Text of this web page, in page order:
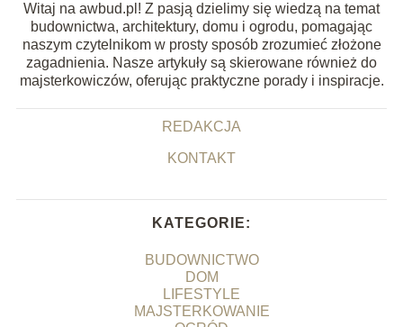
Witaj na awbud.pl! Z pasją dzielimy się wiedzą na temat
budownictwa, architektury, domu i ogrodu, pomagając
naszym czytelnikom w prosty sposób zrozumieć złożone
zagadnienia. Nasze artykuły są skierowane również do
majsterkowiczów, oferując praktyczne porady i inspiracje.
REDAKCJA
KONTAKT
KATEGORIE:
BUDOWNICTWO
DOM
LIFESTYLE
MAJSTERKOWANIE